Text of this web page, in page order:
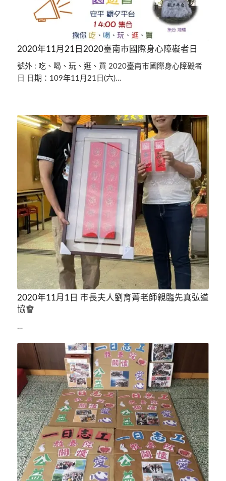
2020年11月21日2020臺南市國際身心障礙者日
號外 : 吃、喝、玩、逛、買 2020臺南市國際身心障礙者
日 日期：109年11月21日(六)…
2020年11月1日 市長夫人劉育菁老師親臨先真弘道
協會
…